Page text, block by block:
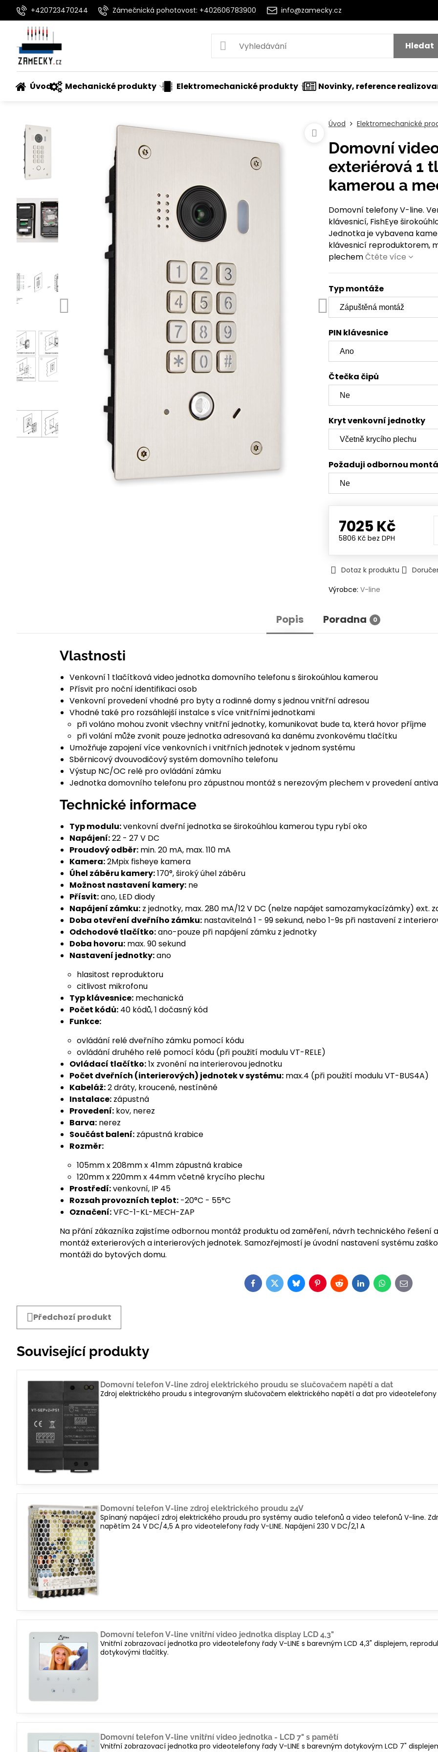
+420723470244 Zámečnická pohotovost: +402606783900 info@zamecky.cz
Hledat
Úvod Mechanické produkty Elektromechanické produkty Novinky, reference
Úvod Elektromechanické
Domovní
exteriérová 1
kamerou a
Domovní telefony V-line.
klávesnicí, FishEye
Jednotka je vybavena
klávesnicí reproduktorem,
plechemČtěte více
Typ montáže
PIN klávesnice
Čtečka čipů
Kryt venkovní jednotky
Požaduji odbornou
7025 Kč
5806 Kč bez DPH
Dotaz k produktu
Výrobce: V-line
Popis Poradna 0
Vlastnosti
Venkovní 1 tlačítková video jednotka domovního telefonu s širokoúhlou kamerou
Přísvit pro noční identifikaci osob
Venkovní provedení vhodné pro byty a rodinné domy s jednou vnitřní adresou
Vhodné také pro rozsáhlejší instalce s více vnitřními jednotkami
při voláno mohou zvonit všechny vnitřní jednotky, komunikovat bude ta, která hovor příjme
při volání může zvonit pouze jednotka adresovaná ka danému zvonkovému tlačítku
Umožňuje zapojení více venkovních i vnitřních jednotek v jednom systému
Sběrnicový dvouvodičový systém domovního telefonu
Výstup NC/OC relé pro ovládání zámku
Jednotka domovního telefonu pro zápustnou montáž s nerezovým plechem v provedení
Technické informace
Typ modulu:venkovní dveřní jednotka se širokoúhlou kamerou typu rybí oko
Napájení:22 - 27 V DC
Proudový odběr:min. 20 mA, max. 110 mA
Kamera:2Mpix fisheye kamera
Úhel záběru kamery:170°, široký úhel záběru
Možnost nastavení kamery:ne
Přísvit:ano, LED diody
Napájení zámku:z jednotky, max. 280 mA/12 V DC (nelze napájet samozamykacízámky) ext.
Doba otevření dveřního zámku:nastavitelná 1 - 99 sekund, nebo 1-9s při nastavení z
Odchodové tlačítko:ano-pouze při napájení zámku z jednotky
Doba hovoru:max. 90 sekund
Nastavení jednotky:ano
hlasitost reproduktoru
citlivost mikrofonu
Typ klávesnice:mechanická
Počet kódů:40 kódů, 1 dočasný kód
Funkce:
ovládání relé dveřního zámku pomocí kódu
ovládání druhého relé pomocí kódu (při použití modulu VT-RELE)
Ovládací tlačítko:1x zvonění na interierovou jednotku
Počet dveřních (interierových) jednotek v systému:max.4 (při použití modulu VT-BUS4A)
Kabeláž:2 dráty, kroucené, nestíněné
Instalace:zápustná
Provedení:kov, nerez
Barva:nerez
Součást balení:zápustná krabice
Rozměr:
105mm x 208mm x 41mm zápustná krabice
120mm x 220mm x 44mm včetně krycího plechu
Prostředí:venkovní, IP 45
Rozsah provozních teplot:-20°C - 55°C
Označení:VFC-1-KL-MECH-ZAP
Na přání zákazníka zajistíme odbornou montáž produktu od zaměření, návrh technického řešení
montáž exterierových a interierových jednotek. Samozřejmostí je úvodní nastavení systému
montáži do bytových domu.
Facebook
TwitterBlueskyPinterest
RedditLinkedInWhatsApp
E-
mail
Předchozí produkt
Související produkty
Domovní telefon V-line zdroj elektrického proudu se slučovačem napětí a dat
Zdroj elektrického proudu s integrovaným slučovačem elektrického napětí a dat pro videotelefony
Domovní telefon V-line zdroj elektrického proudu 24V
Spínaný napájecí zdroj elektrického proudu pro systémy audio telefonů a video telefonů V-line.
napětím 24 V DC/4,5 A pro videotelefony řady V-LINE. Napájení 230 V DC/2,1 A
Domovní telefon V-line vnitřní video jednotka display LCD 4,3"
Vnitřní zobrazovací jednotka pro videotelefony řady V-LINE s barevným LCD 4,3" displejem,
dotykovými tlačítky.
Domovní telefon V-line vnitřní video jednotka - LCD 7" s pamětí
Vnitřní zobrazovací jednotka pro videotelefony řady V-LINE s barevným dotykovým LCD 7"